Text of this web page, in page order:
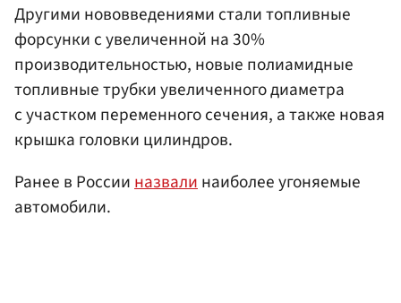
Другими нововведениями стали топливные
форсунки с увеличенной на 30%
производительностью, новые полиамидные
топливные трубки увеличенного диаметра
с участком переменного сечения, а также новая
крышка головки цилиндров.
Ранее в Россииназвалинаиболее угоняемые
автомобили.